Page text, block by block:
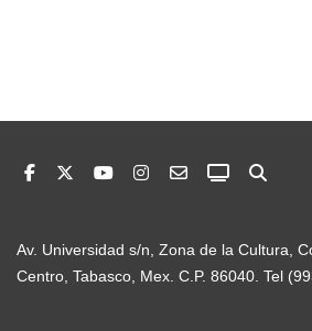
Av. Universidad s/n, Zona de la Cultura,
Centro, Tabasco, Mex. C.P. 86040. Tel